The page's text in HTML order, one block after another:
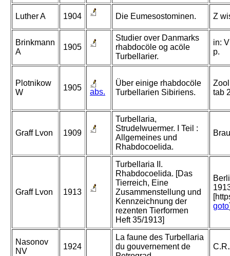
Luther A 1904 Die Eumesostominen. Z
Brinkmann
A
1905
Studier over Danmarks
rhabdocöle og acöle
Turbellarier.
in:
p.
Plotnikow
W
1905 abs.
Über einige rhabdocöle
Turbellarien Sibiriens.
tab
Graff Lvon 1909
Turbellaria,
Strudelwuermer. I Teil :
Allgemeines und
Rhabdocoelida.
Graff Lvon 1913
Turbellaria II.
Rhabdocoelida. [Das
Tierreich, Eine
Zusammenstellung und
Kennzeichnung der
rezenten Tierformen
Heft 35/1913]
goto
Nasonov
NV
1924
La faune des Turbellaria
du gouvernement de